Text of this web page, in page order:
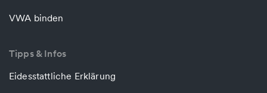
VWA binden
Tipps & Infos
Eidesstattliche Erklärung